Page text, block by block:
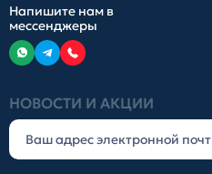
НОВОСТИ И АКЦИИ
Напишите нам в
мессенджеры